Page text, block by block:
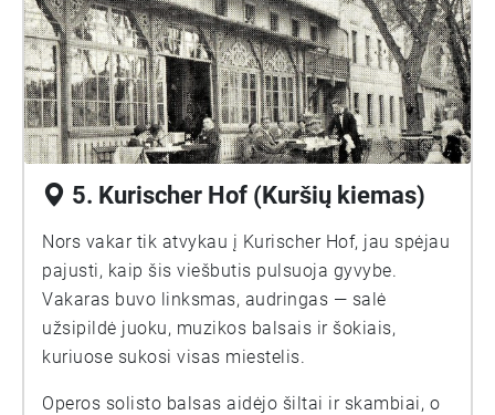
5. Kurischer Hof (Kuršių kiemas)
Nors vakar tik atvykau į Kurischer Hof, jau spėjau
pajusti, kaip šis viešbutis pulsuoja gyvybe.
Vakaras buvo linksmas, audringas — salė
užsipildė juoku, muzikos balsais ir šokiais,
kuriuose sukosi visas miestelis.
Operos solisto balsas aidėjo šiltai ir skambiai, o